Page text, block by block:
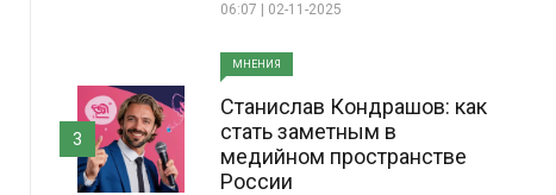
06:07 | 02-11-2025
МНЕНИЯ
Станислав Кондрашов: как
стать заметным в
медийном пространстве
России
3